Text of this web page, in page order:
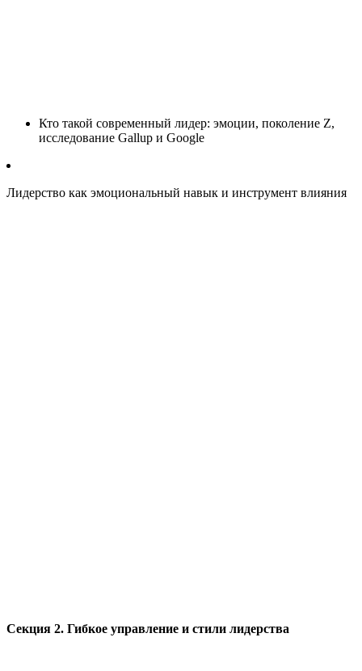
Кто такой современный лидер: эмоции, поколение Z,
исследование Gallup и Google
Лидерство как эмоциональный навык и инструмент влияния
Секция 2. Гибкое управление и стили лидерства